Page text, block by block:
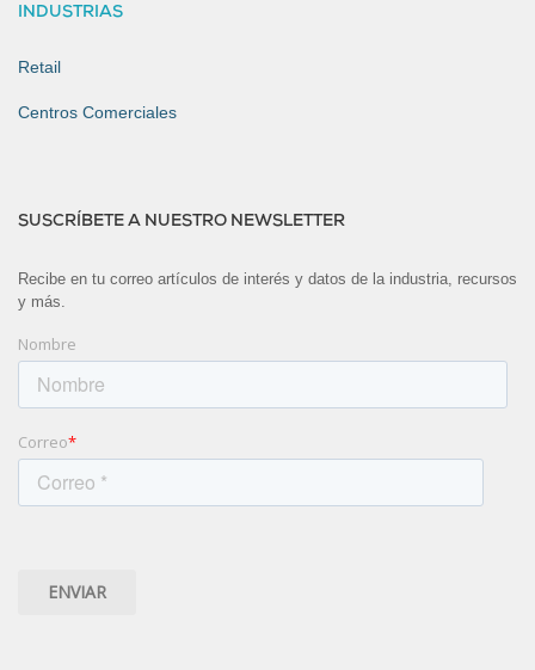
INDUSTRIAS
Retail
Centros Comerciales
SUSCRÍBETE A NUESTRO NEWSLETTER
Recibe en tu correo artículos de interés y datos de la industria, recursos
y más.
Nombre
Correo*